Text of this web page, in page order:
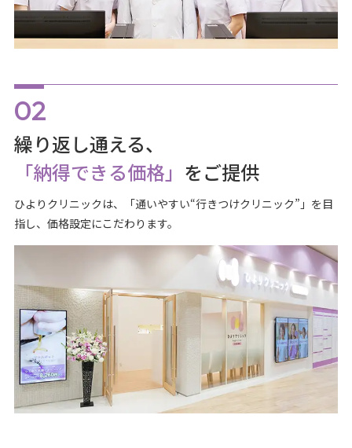
繰り返し通える、
「納得できる価格」 をご提供
ひよりクリニックは、「通いやすい“行きつけクリニック”」を目
指し、価格設定にこだわります。